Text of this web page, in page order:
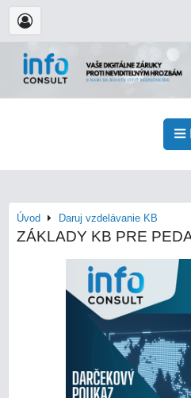
Úvod Daruj vzdelávanie KB
ZÁKLADY KB PRE